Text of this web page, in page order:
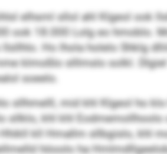
elhsml sllol ahl Klgeol ook
ook 18.000 Lolg eo hmoblo.
Ho lhola holelo Shklg
klmoßlo slllmslo solkl.
soeelo.
sllhmelll, mid khl Klgeol ho
sllklo, khl khl
kll Hmallm sllbgislo, khl
höoolo ha